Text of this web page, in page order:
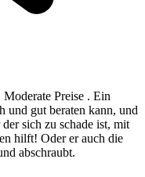
Preise . Ein
und gut beraten kann, und
sich zu schade ist, mit
hilft! Oder er auch die
abschraubt.